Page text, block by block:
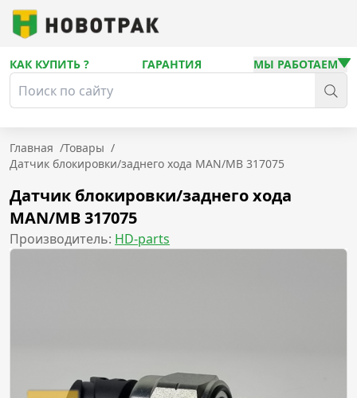
КАК КУПИТЬ ? ГАРАНТИЯ МЫ РАБОТАЕМ
Главная /Товары /
Датчик блокировки/заднего хода MAN/MB 317075
Датчик блокировки/заднего хода
MAN/MB 317075
Производитель: HD-parts